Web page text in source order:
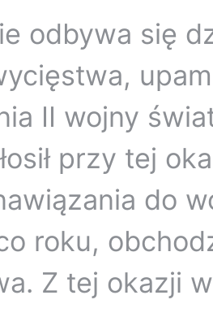
odbywa się
II wojny
przy tej
do
roku,
Z tej okazji